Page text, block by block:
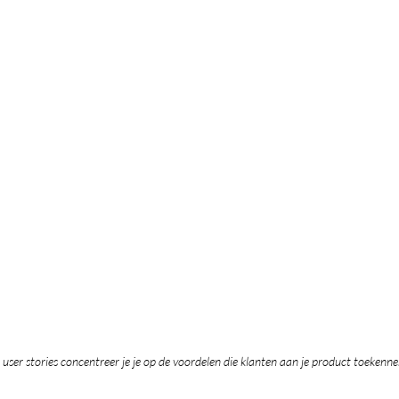
stories concentreer je je op de voordelen die klanten aan je product